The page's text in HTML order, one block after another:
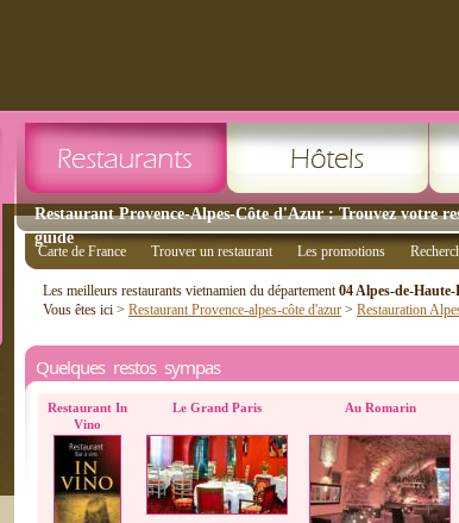
Restaurant Provence-Alpes-Côte d'Azur : Trouvez votre
guide
Carte de France Trouver un restaurant Les promotions
Les meilleurs restaurants vietnamien du département04 Alpes-de-Haute-
Vous êtes ici > Restaurant Provence-alpes-côte d'azur > Restauration
Quelques restos sympas
Restaurant In
Vino
Le Grand Paris Au Romarin